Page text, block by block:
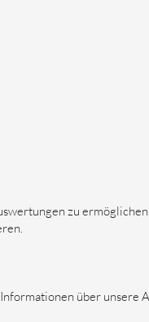
zu ermöglichen.
über unsere